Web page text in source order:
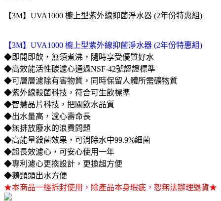
【3M】UVA1000 櫥上型紫外線抑菌淨水器 (2年份特惠組)
【3M】UVA1000 櫥上型紫外線抑菌淨水器 (2年份特惠組)
◆即開即飲，無須煮沸，隨時享受優質好水
◆高效能活性碳濾心通過NSF-42號認證標準
◆可層層濾除有害物質，同時保留人體所需礦物質
◆紫外線殺菌科技，符合可生飲標準
◆智慧晶片科技，把關飲水品質
◆出水量高，濾心壽命長
◆無排放廢水的浪費問題
◆高能量殺菌效果，可消除水中99.9%細菌
◆超長效濾心，可安心使用一年
◆專利濾心更換設計，更換超方便
◆鵝頸頭出水方便
★本商品一經拆封使用，除產品本身瑕疵，恕無法辦理退貨★